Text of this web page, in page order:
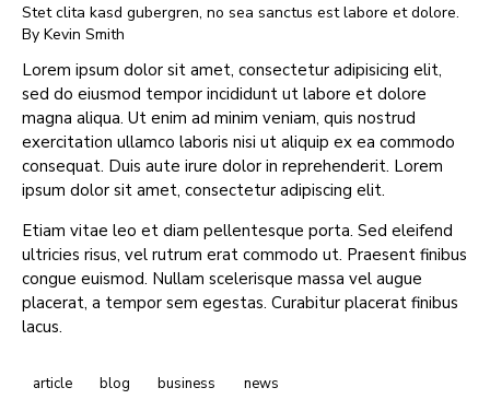
Stet clita kasd gubergren, no sea sanctus est labore et dolore.
By Kevin Smith
Lorem ipsum dolor sit amet, consectetur adipisicing elit,
sed do eiusmod tempor incididunt ut labore et dolore
magna aliqua. Ut enim ad minim veniam, quis nostrud
exercitation ullamco laboris nisi ut aliquip ex ea commodo
consequat. Duis aute irure dolor in reprehenderit. Lorem
ipsum dolor sit amet, consectetur adipiscing elit.
Etiam vitae leo et diam pellentesque porta. Sed eleifend
ultricies risus, vel rutrum erat commodo ut. Praesent finibus
congue euismod. Nullam scelerisque massa vel augue
placerat, a tempor sem egestas. Curabitur placerat finibus
lacus.
article blog business news